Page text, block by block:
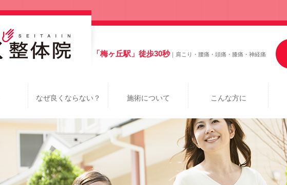
「梅ヶ丘駅」徒歩30秒｜肩こり・腰痛・頭痛・膝痛・神経痛
なぜ良くならない？ 施術について こんな方に